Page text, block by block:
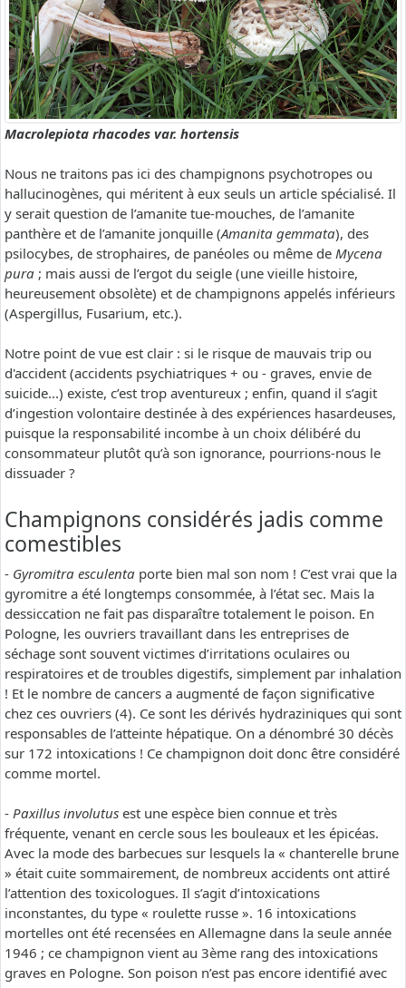
Macrolepiota rhacodes var. hortensis
Nous ne traitons pas ici des champignons psychotropes ou
hallucinogènes, qui méritent à eux seuls un article spécialisé. Il
y serait question de l’amanite tue-mouches, de l’amanite
panthère et de l’amanite jonquille (Amanita gemmata), des
psilocybes, de strophaires, de panéoles ou même de Mycena
pura ; mais aussi de l’ergot du seigle (une vieille histoire,
heureusement obsolète) et de champignons appelés inférieurs
(Aspergillus, Fusarium, etc.).
Notre point de vue est clair : si le risque de mauvais trip ou
d'accident (accidents psychiatriques + ou - graves, envie de
suicide...) existe, c’est trop aventureux ; enfin, quand il s’agit
d’ingestion volontaire destinée à des expériences hasardeuses,
puisque la responsabilité incombe à un choix délibéré du
consommateur plutôt qu’à son ignorance, pourrions-nous le
dissuader ?
Champignons considérés jadis comme
comestibles
- Gyromitra esculenta porte bien mal son nom ! C’est vrai que la
gyromitre a été longtemps consommée, à l’état sec. Mais la
dessiccation ne fait pas disparaître totalement le poison. En
Pologne, les ouvriers travaillant dans les entreprises de
séchage sont souvent victimes d’irritations oculaires ou
respiratoires et de troubles digestifs, simplement par inhalation
! Et le nombre de cancers a augmenté de façon significative
chez ces ouvriers (4). Ce sont les dérivés hydraziniques qui sont
responsables de l’atteinte hépatique. On a dénombré 30 décès
sur 172 intoxications ! Ce champignon doit donc être considéré
comme mortel.
- Paxillus involutus est une espèce bien connue et très
fréquente, venant en cercle sous les bouleaux et les épicéas.
Avec la mode des barbecues sur lesquels la « chanterelle brune
» était cuite sommairement, de nombreux accidents ont attiré
l’attention des toxicologues. Il s’agit d’intoxications
inconstantes, du type « roulette russe ». 16 intoxications
mortelles ont été recensées en Allemagne dans la seule année
1946 ; ce champignon vient au 3ème rang des intoxications
graves en Pologne. Son poison n’est pas encore identifié avec